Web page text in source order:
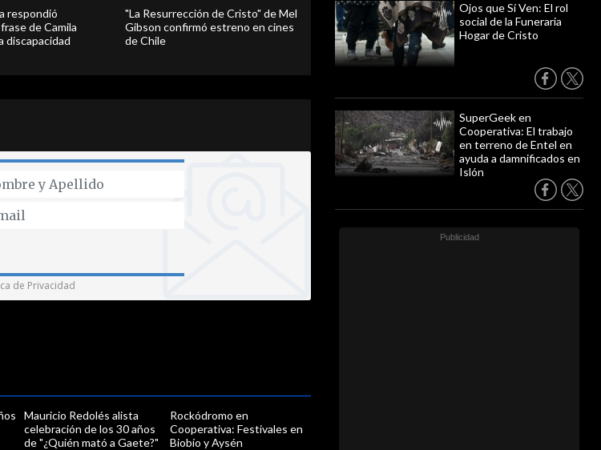
Ojos que Sí Ven: El rol
social de la Funeraria
Hogar de Cristo
SuperGeek en
Cooperativa: El trabajo
en terreno de Entel en
ayuda a damnificados en
Islón
respondió
de Camila
discapacidad
"La Resurrección de Cristo" de Mel
Gibson confirmó estreno en cines
de Chile
de Privacidad
Mauricio Redolés alista
celebración de los 30 años
de "¿Quién mató a Gaete?"
Rockódromo en
Cooperativa: Festivales en
Biobío y Aysén